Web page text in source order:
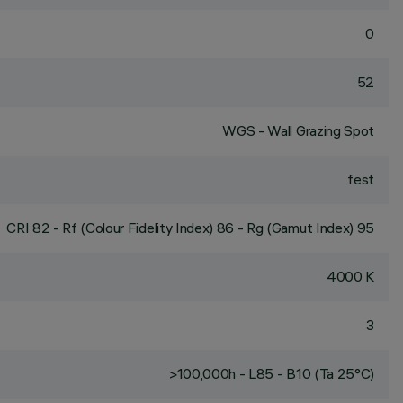
0
52
WGS - Wall Grazing Spot
fest
CRI 82 - Rf (Colour Fidelity Index) 86 - Rg (Gamut Index) 95
4000 K
3
>100,000h - L85 - B10 (Ta 25°C)